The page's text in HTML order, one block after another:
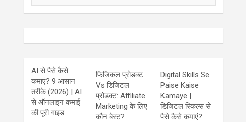
AI से पैसे कैसे
कमाएं? 9 आसान
तरीके (2026) | AI
से ऑनलाइन कमाई
की पूरी गाइड
फिजिकल प्रोडक्ट
Vs डिजिटल
प्रोडक्ट: Affiliate
Marketing के लिए
कौन बेस्ट?
Digital Skills Se
Paise Kaise
Kamaye |
डिजिटल स्किल्स से
पैसे कैसे कमाएं?